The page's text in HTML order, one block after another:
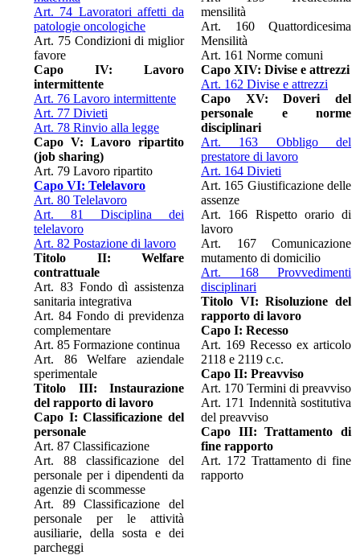
Art. 74 Lavoratori affetti da
patologie oncologiche
Art. 75 Condizioni di miglior
favore
Capo IV: Lavoro
intermittente
Art. 76 Lavoro intermittente
Art. 77 Divieti
Art. 78 Rinvio alla legge
Capo V: Lavoro ripartito
(job sharing)
Art. 79 Lavoro ripartito
Capo VI: Telelavoro
Art. 80 Telelavoro
Art. 81 Disciplina dei
telelavoro
Art. 82 Postazione di lavoro
Titolo II: Welfare
contrattuale
Art. 83 Fondo dì assistenza
sanitaria integrativa
Art. 84 Fondo di previdenza
complementare
Art. 85 Formazione continua
Art. 86 Welfare aziendale
sperimentale
Titolo III: Instaurazione
del rapporto di lavoro
Capo I: Classificazione del
personale
Art. 87 Classificazione
Art. 88 classificazione del
personale per i dipendenti da
agenzie di scommesse
Art. 89 Classificazione del
personale per le attività
ausiliarie, della sosta e dei
parcheggi
mensilità
Art. 160 Quattordicesima
Mensilità
Art. 161 Norme comuni
Capo XIV: Divise e attrezzi
Art. 162 Divise e attrezzi
Capo XV: Doveri del
personale e norme
disciplinari
Art. 163 Obbligo del
prestatore di lavoro
Art. 164 Divieti
Art. 165 Giustificazione delle
assenze
Art. 166 Rispetto orario di
lavoro
Art. 167 Comunicazione
mutamento di domicilio
Art. 168 Provvedimenti
disciplinari
Titolo VI: Risoluzione del
rapporto di lavoro
Capo I: Recesso
Art. 169 Recesso ex articolo
2118 e 2119 c.c.
Capo II: Preavviso
Art. 170 Termini di preavviso
Art. 171 Indennità sostitutiva
del preavviso
Capo III: Trattamento di
fine rapporto
Art. 172 Trattamento di fine
rapporto